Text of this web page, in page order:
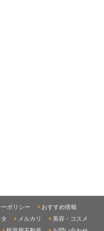
ポリシー
おすすめ情報
メルカリ
美容・コスメ